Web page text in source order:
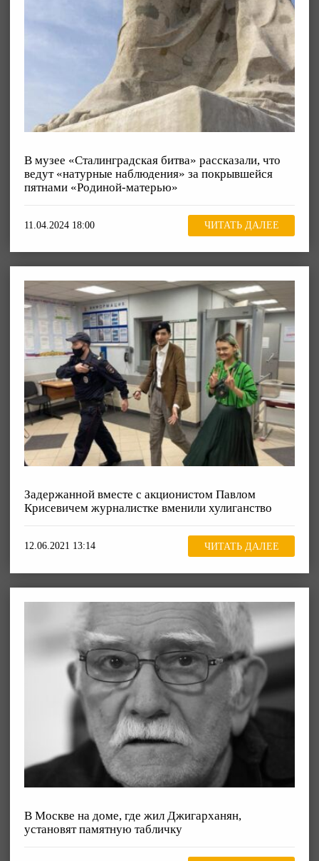
В музее «Сталинградская битва» рассказали, что
ведут «натурные наблюдения» за покрывшейся
пятнами «Родиной-матерью»
11.04.2024 18:00 ЧИТАТЬ ДАЛЕЕ
Задержанной вместе с акционистом Павлом
Крисевичем журналистке вменили хулиганство
12.06.2021 13:14 ЧИТАТЬ ДАЛЕЕ
В Москве на доме, где жил Джигарханян,
установят памятную табличку